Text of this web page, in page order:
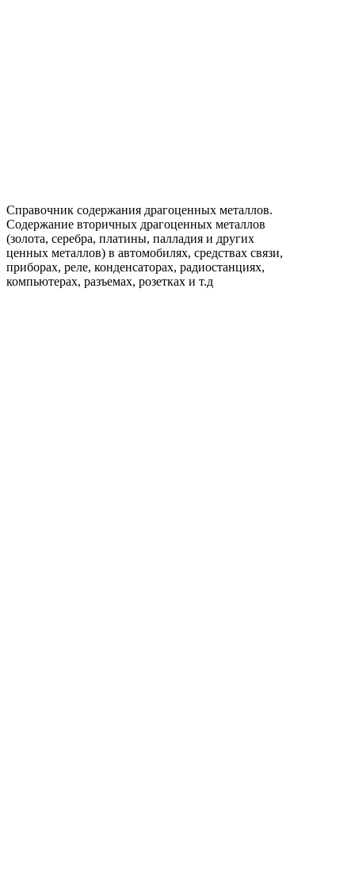
Справочник содержания драгоценных металлов.
Содержание вторичных драгоценных металлов
(золота, серебра, платины, палладия и других
ценных металлов) в автомобилях, средствах связи,
приборах, реле, конденсаторах, радиостанциях,
компьютерах, разъемах, розетках и т.д